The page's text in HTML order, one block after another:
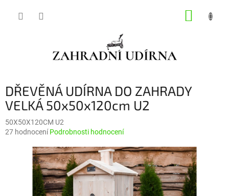
DŘEVĚNÁ UDÍRNA DO ZAHRADY
VELKÁ 50x50x120cm U2
50X50X120CM U2
Průměrné
produktu
27 hodnocení Podrobnosti hodnocení